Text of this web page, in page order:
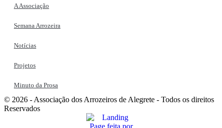
A Associação
Semana Arrozeira
Notícias
Projetos
Minuto da Prosa
© 2026 - Associação dos Arrozeiros de Alegrete - Todos os direitos
Reservados